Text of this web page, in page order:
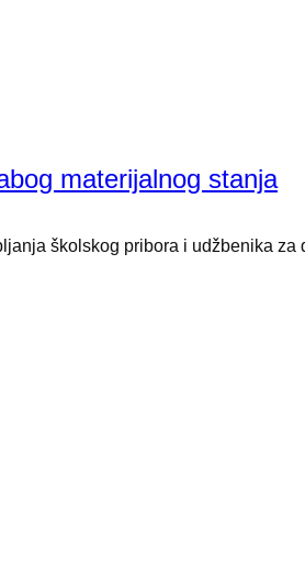
materijalnog stanja
školskog pribora i udžbenika za